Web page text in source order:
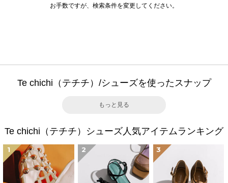
お手数ですが、検索条件を変更してください。
Te chichi（テチチ）/シューズを使ったスナップ
もっと見る
Te chichi（テチチ）シューズ人気アイテムランキング
1 2 3